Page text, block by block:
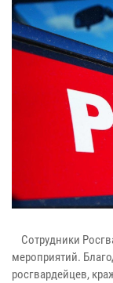
Сотрудники
мероприятий.
росгвардейцев,